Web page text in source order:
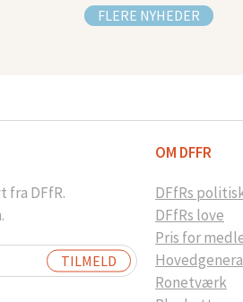
FLERE NYHEDER
fra DFfR.
OM DFFR
DFfRs
DFfRs love
Pris for
Ronetværk